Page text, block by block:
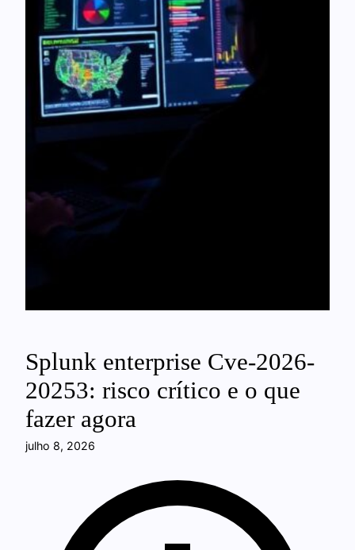
Splunk enterprise Cve-2026-
20253: risco crítico e o que
fazer agora
julho 8, 2026